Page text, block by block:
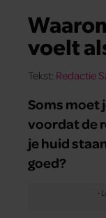
voelt
Tekst: Redactie
Soms moet
voordat de
je huid
goed?